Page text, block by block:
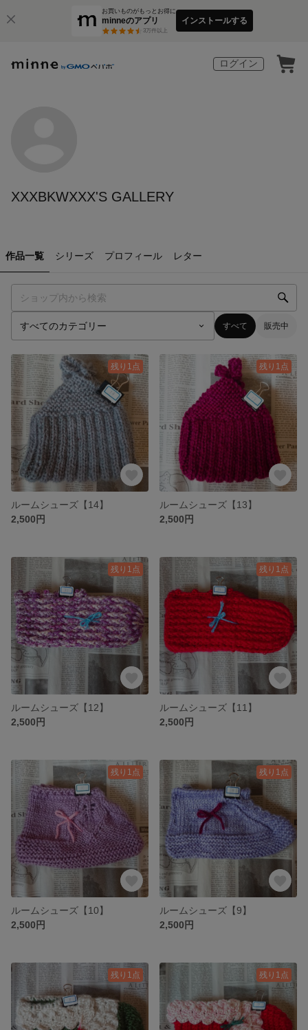
お買いものがもっとお得に
minneのアプリ
3万件以上
インストールする
ログイン
XXXBKWXXX'S GALLERY
作品一覧 シリーズ プロフィール レター
すべて 販売中
残り1点
ルームシューズ【14】
2,500円
残り1点
ルームシューズ【13】
2,500円
残り1点
ルームシューズ【12】
2,500円
残り1点
ルームシューズ【11】
2,500円
残り1点
ルームシューズ【10】
2,500円
残り1点
ルームシューズ【9】
2,500円
残り1点 残り1点